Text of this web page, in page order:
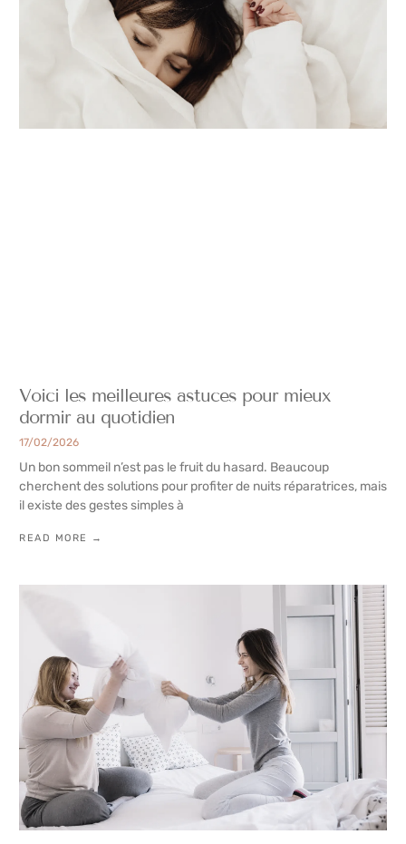
Voici les meilleures astuces pour mieux
dormir au quotidien
17/02/2026
Un bon sommeil n’est pas le fruit du hasard. Beaucoup
cherchent des solutions pour profiter de nuits réparatrices, mais
il existe des gestes simples à
READ MORE →